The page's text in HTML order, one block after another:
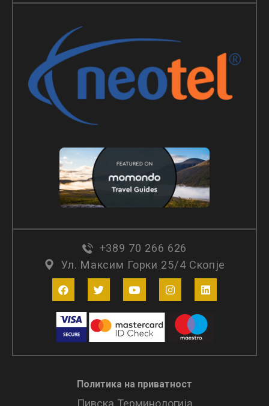
+389 70 266 626
Ул. Максим Горки 25/4 Скопје
Политика на приватност
Пивска Терминологија